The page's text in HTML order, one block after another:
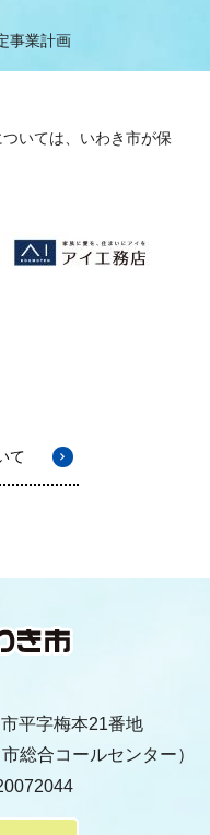
事業計画
いては、いわき市が保
て
平字梅本21番地
市総合コールセンター）